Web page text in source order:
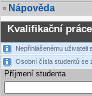
Nápověda
Kvalifikační práce
Nepřihlášenému uživateli
Osobní čísla studentů se
Příjmení studenta